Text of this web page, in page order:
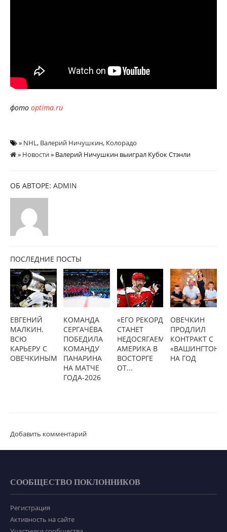
фото optima.ru
» NHL, Валерий Ничушкин, Колорадо
» Новости» Валерий Ничушкин выиграл Кубок Стэнли
ОБ АВТОРЕ: ADMIN
ПОСЛЕДНИЕ ПОСТЫ
ЕВГЕНИЙ
МАЛКИН.
ВСЮ
КАРЬЕРУ С
ОВЕЧКИНЫМ
КОМАНДА
СЕРГАЧЁВА
ПОБЕДИЛА
КОМАНДУ
ПАНАРИНА
НА МАТЧЕ
ГОДА-2026
«ЕГО РЕКОРД
СТАНЕТ
НЕДОСЯГАЕМЫМ»:
АМЕРИКА В
ВОСТОРГЕ
ОТ...
ОВЕЧКИН
ПРОДЛИЛ
КОНТРАКТ С
НА ГОД
Добавить комментарий
СООБЩЕСТВО ПОКЛОННИКОВ
Регистрация
Активность на сайте